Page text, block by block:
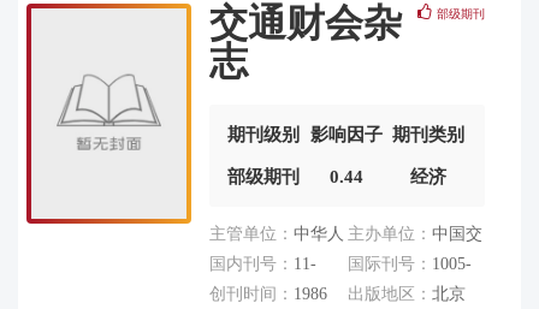
部级期刊
交通财会杂
志
期刊级别
部级期刊
影响因子
0.44
期刊类别
经济
主管单位：中华人
民共和国交通运输
部
主办单位： 中国交
通会计学会
国内刊号： 11-
3177/F
国际刊号： 1005-
9016
创刊时间： 1986 出版地区： 北京